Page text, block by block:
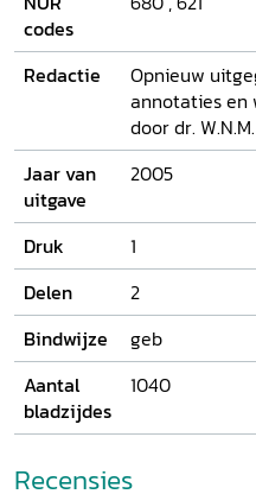
verantwoording,
inleidingen bij ieder spel
en annotaties - stelt de
werk van deze
te lezen en begrijpen.
codes
Redactie
Opnieuw
annotaties en
door dr.
Jaar van
uitgave
2005
Druk
1
Delen
2
Bindwijze
geb
Aantal
bladzijdes
1040
Recensies